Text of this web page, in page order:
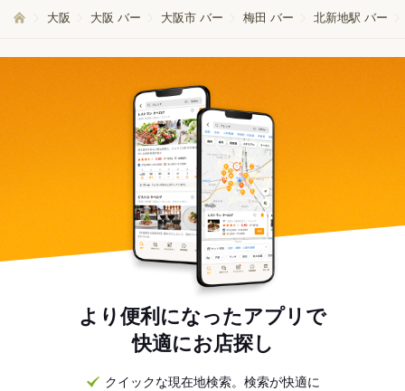
大阪 大阪 バー 大阪市 バー 梅田 バー 北新地駅 バー
より便利になったアプリで
快適にお店探し
クイックな現在地検索。検索が快適に